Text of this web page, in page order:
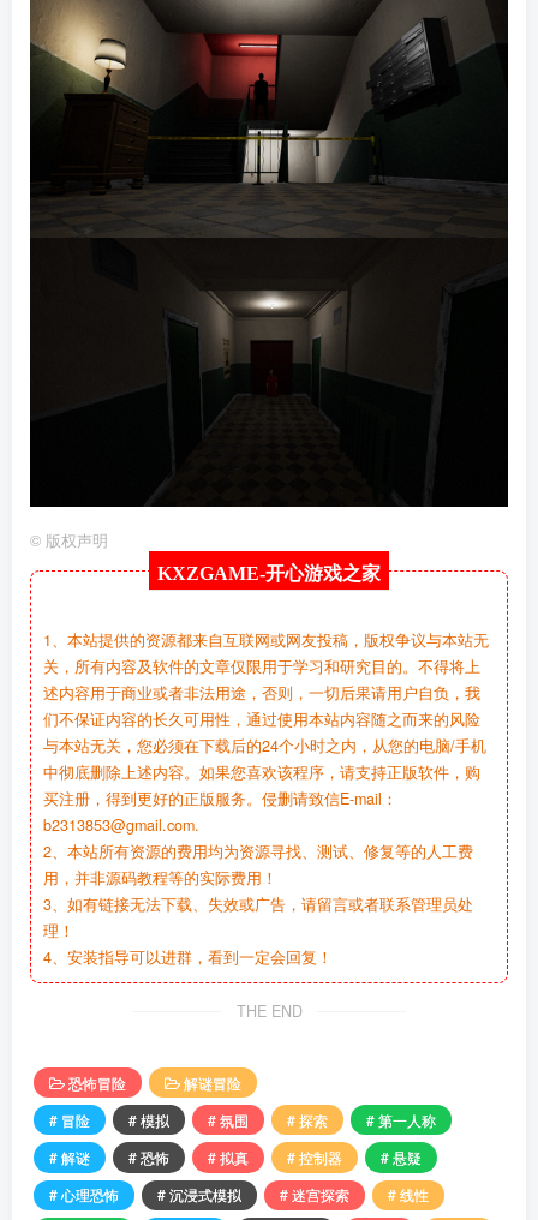
© 版权声明
KXZGAME-开心游戏之家
1、本站提供的资源都来自互联网或网友投稿，版权争议与本站无
关，所有内容及软件的文章仅限用于学习和研究目的。不得将上
述内容用于商业或者非法用途，否则，一切后果请用户自负，我
们不保证内容的长久可用性，通过使用本站内容随之而来的风险
与本站无关，您必须在下载后的24个小时之内，从您的电脑/手机
中彻底删除上述内容。如果您喜欢该程序，请支持正版软件，购
买注册，得到更好的正版服务。侵删请致信E-mail：
b2313853@gmail.com.
2、本站所有资源的费用均为资源寻找、测试、修复等的人工费
用，并非源码教程等的实际费用！
3、如有链接无法下载、失效或广告，请留言或者联系管理员处
理！
4、安装指导可以进群，看到一定会回复！
THE END
恐怖冒险
解谜冒险
# 冒险
# 模拟 # 氛围 # 探索
# 第一人称
# 解谜
# 恐怖 # 拟真 # 控制器
# 悬疑
# 心理恐怖
# 沉浸式模拟 # 迷宫探索
# 线性